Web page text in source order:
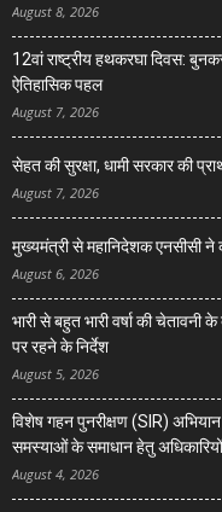
August 8, 2026
12वां राष्ट्रीय हथकरघा दिवस:
ऐतिहासिक पहल
August 7, 2026
सेहत की सुरक्षा, धामी सरकार की
August 7, 2026
मुख्यमंत्री से महानिदेशक एनसीसी ने
August 6, 2026
भारी से बहुत भारी वर्षा की चेतावनी
पर रहने के निर्देश
August 5, 2026
विशेष गहन पुनरीक्षण (SIR)
समस्याओं के समाधान हेतु अधिकारियों
August 4, 2026